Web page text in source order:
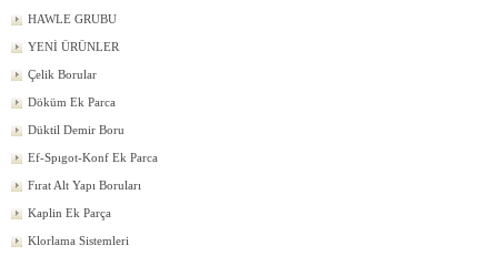
HAWLE GRUBU
YENİ ÜRÜNLER
Çelik Borular
Döküm Ek Parca
Düktil Demir Boru
Ef-Spıgot-Konf Ek Parca
Fırat Alt Yapı Boruları
Kaplin Ek Parça
Klorlama Sistemleri